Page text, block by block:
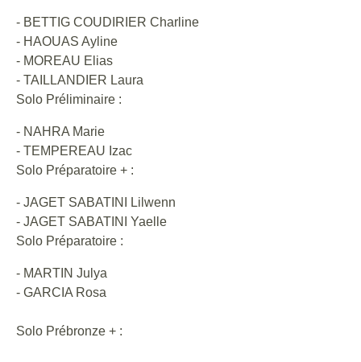
- BETTIG COUDIRIER Charline
- HAOUAS Ayline
- MOREAU Elias
- TAILLANDIER Laura
Solo Préliminaire :
- NAHRA Marie
- TEMPEREAU Izac
Solo Préparatoire + :
- JAGET SABATINI Lilwenn
- JAGET SABATINI Yaelle
Solo Préparatoire :
- MARTIN Julya
- GARCIA Rosa
Solo Prébronze + :